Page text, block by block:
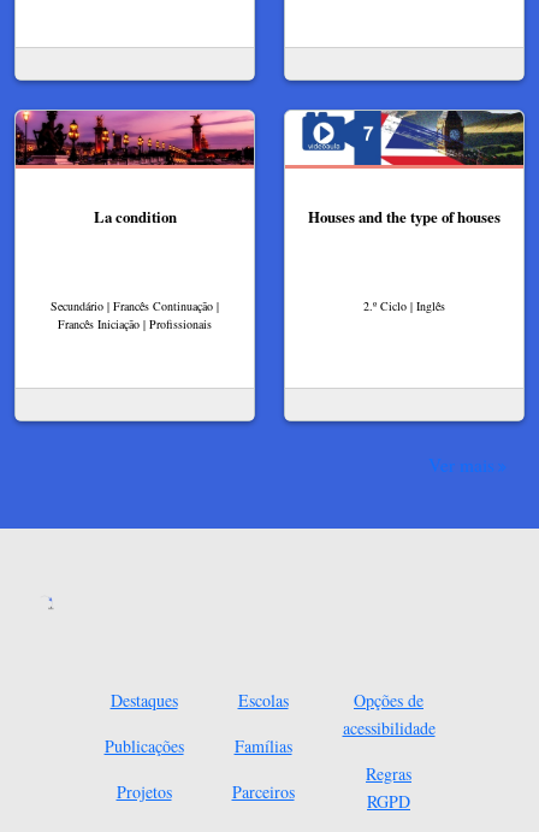
La condition
Secundário | Francês Continuação |
Francês Iniciação | Profissionais
Houses and the type of houses
2.º Ciclo | Inglês
Ver mais
Destaques
Publicações
Projetos
Escolas
Famílias
Parceiros
Opções de
acessibilidade
Regras
RGPD